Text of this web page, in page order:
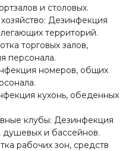
и столовых.
Дезинфекция
территорий.
торговых залов,
персонала.
номеров, общих
кухонь, обеденных
клубы: Дезинфекция
душевых и бассейнов.
рабочих зон, средств